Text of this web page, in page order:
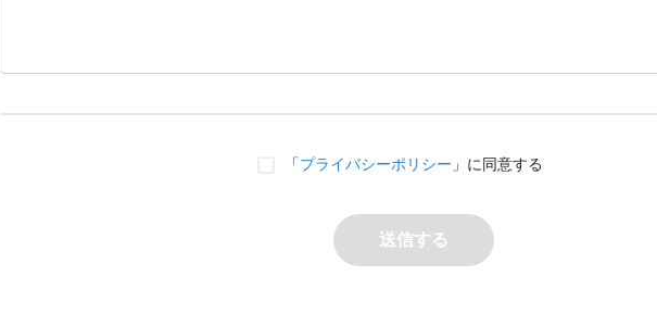
「プライバシーポリシー 」に同意する
送信する